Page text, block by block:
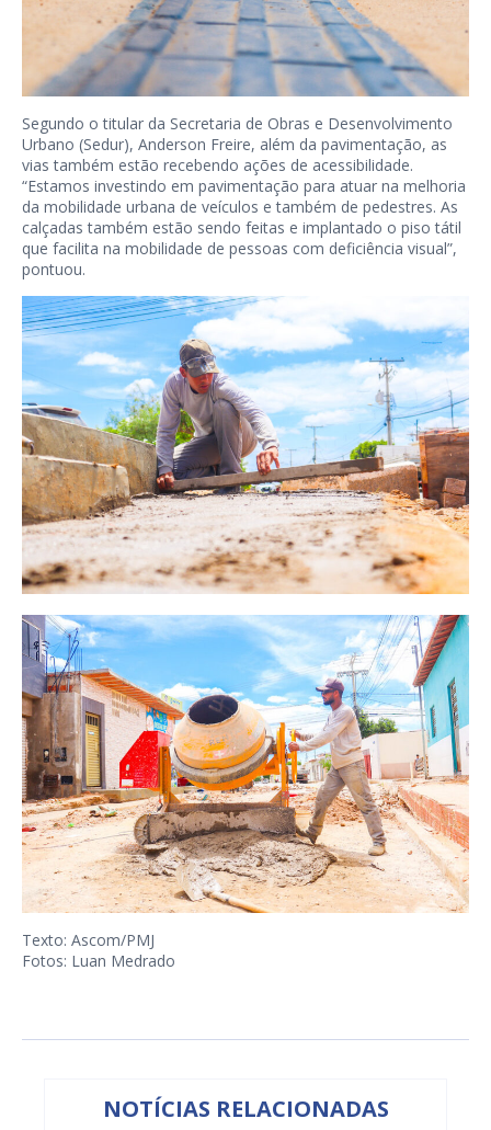
Segundo o titular da Secretaria de Obras e Desenvolvimento
Urbano (Sedur), Anderson Freire, além da pavimentação, as
vias também estão recebendo ações de acessibilidade.
“Estamos investindo em pavimentação para atuar na melhoria
da mobilidade urbana de veículos e também de pedestres. As
calçadas também estão sendo feitas e implantado o piso tátil
que facilita na mobilidade de pessoas com deficiência visual”,
pontuou.
Texto: Ascom/PMJ
Fotos: Luan Medrado
NOTÍCIAS RELACIONADAS